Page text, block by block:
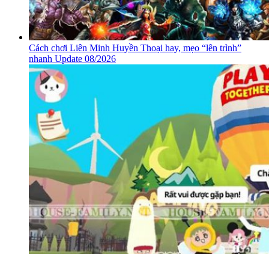
Cách chơi Liên Minh Huyền Thoại hay, mẹo “lên trình”
nhanh Update 08/2026